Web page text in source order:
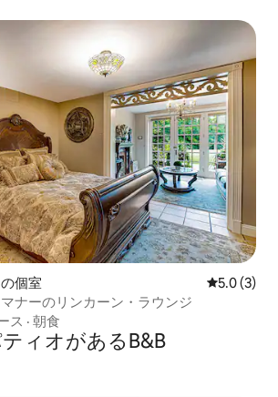
個室 レビュー3
5.0 (3)
ナーのリンカーン・ラウンジ
ス · 朝食
ィオがあるB&B